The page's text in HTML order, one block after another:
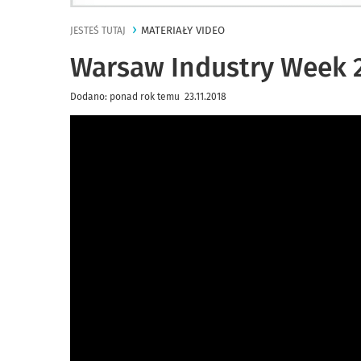
JESTEŚ TUTAJ MATERIAŁY VIDEO
Warsaw Industry Week
Dodano: ponad rok temu 23.11.2018